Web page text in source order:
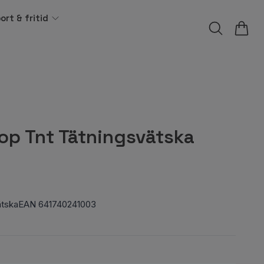
& fritid
Tnt Tätningsvätska
641740241003